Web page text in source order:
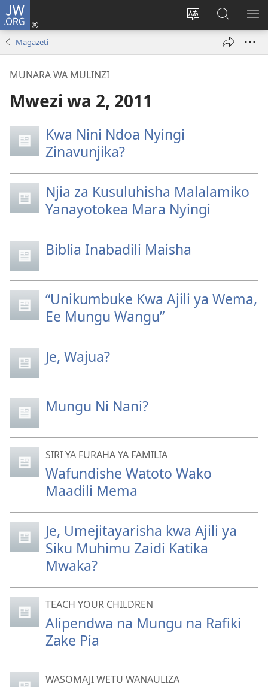
JW.ORG
Badili
Ingia
(opens
Tafuta
ku
JW.ORG
Magazeti
MUNARA WA MULINZI
Mwezi wa 2, 2011
Kwa Nini Ndoa Nyingi
Zinavunjika?
Njia za Kusuluhisha Malalamiko
Yanayotokea Mara Nyingi
Biblia Inabadili Maisha
“Unikumbuke Kwa Ajili ya Wema,
Ee Mungu Wangu”
Je, Wajua?
Mungu Ni Nani?
SIRI YA FURAHA YA FAMILIA
Wafundishe Watoto Wako
Maadili Mema
Je, Umejitayarisha kwa Ajili ya
Siku Muhimu Zaidi Katika
Mwaka?
TEACH YOUR CHILDREN
Alipendwa na Mungu na Rafiki
Zake Pia
WASOMAJI WETU WANAULIZA